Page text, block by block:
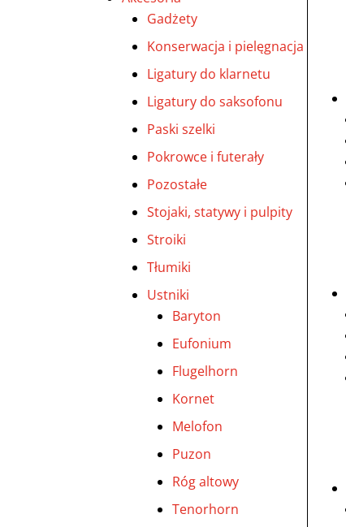
Gadżety
Konserwacja i pielęgnacja
Ligatury do klarnetu
Ligatury do saksofonu
Paski szelki
Pokrowce i futerały
Pozostałe
Stojaki, statywy i pulpity
Stroiki
Tłumiki
Ustniki
Baryton
Eufonium
Flugelhorn
Kornet
Melofon
Puzon
Róg altowy
Tenorhorn